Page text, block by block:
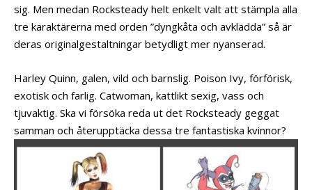
sig. Men medan Rocksteady helt enkelt valt att stämpla alla
tre karaktärerna med orden ”dyngkåta och avklädda” så är
deras originalgestaltningar betydligt mer nyanserad.
Harley Quinn, galen, vild och barnslig. Poison Ivy, förförisk,
exotisk och farlig. Catwoman, kattlikt sexig, vass och
tjuvaktig. Ska vi försöka reda ut det Rocksteady geggat
samman och återupptäcka dessa tre fantastiska kvinnor?